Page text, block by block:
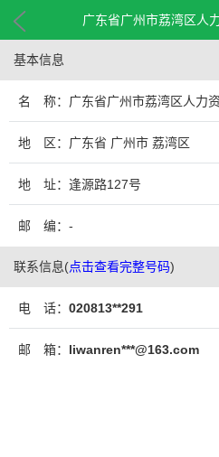
广东省广州市荔湾区人
基本信息
名 称：广东省广州市荔湾区人力
地 区：广东省 广州市 荔湾区
地 址：逢源路127号
邮 编：-
联系信息(点击查看完整号码)
电 话： 020813**291
邮 箱： liwanren***@163.com